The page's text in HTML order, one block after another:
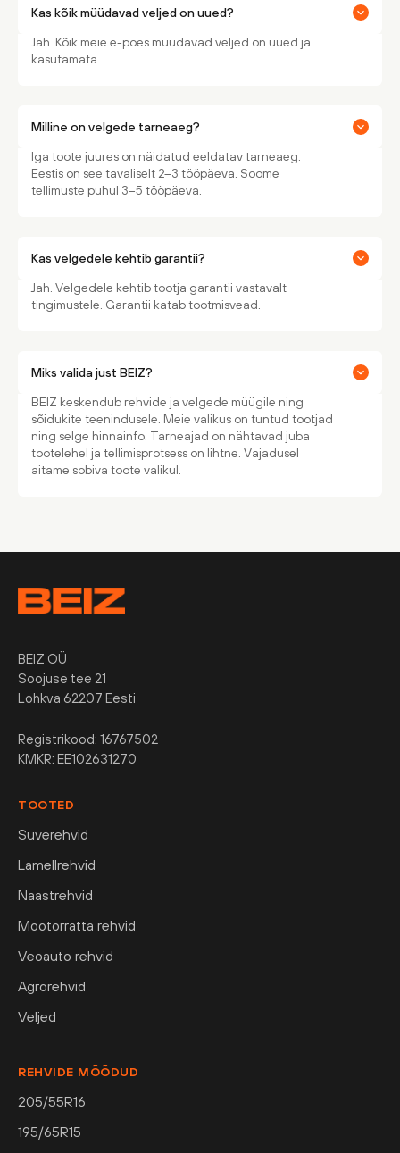
Kas kõik müüdavad veljed on uued?
Jah. Kõik meie e-poes müüdavad veljed on uued ja
kasutamata.
Milline on velgede tarneaeg?
Iga toote juures on näidatud eeldatav tarneaeg.
Eestis on see tavaliselt 2–3 tööpäeva. Soome
tellimuste puhul 3–5 tööpäeva.
Kas velgedele kehtib garantii?
Jah. Velgedele kehtib tootja garantii vastavalt
tingimustele. Garantii katab tootmisvead.
Miks valida just BEIZ?
BEIZ keskendub rehvide ja velgede müügile ning
sõidukite teenindusele. Meie valikus on tuntud tootjad
ning selge hinnainfo. Tarneajad on nähtavad juba
tootelehel ja tellimisprotsess on lihtne. Vajadusel
aitame sobiva toote valikul.
BEIZ OÜ
Soojuse tee 21
Lohkva 62207 Eesti
Registrikood: 16767502
KMKR: EE102631270
TOOTED
Suverehvid
Lamellrehvid
Naastrehvid
Mootorratta rehvid
Veoauto rehvid
Agrorehvid
Veljed
REHVIDE MÕÕDUD
205/55R16
195/65R15